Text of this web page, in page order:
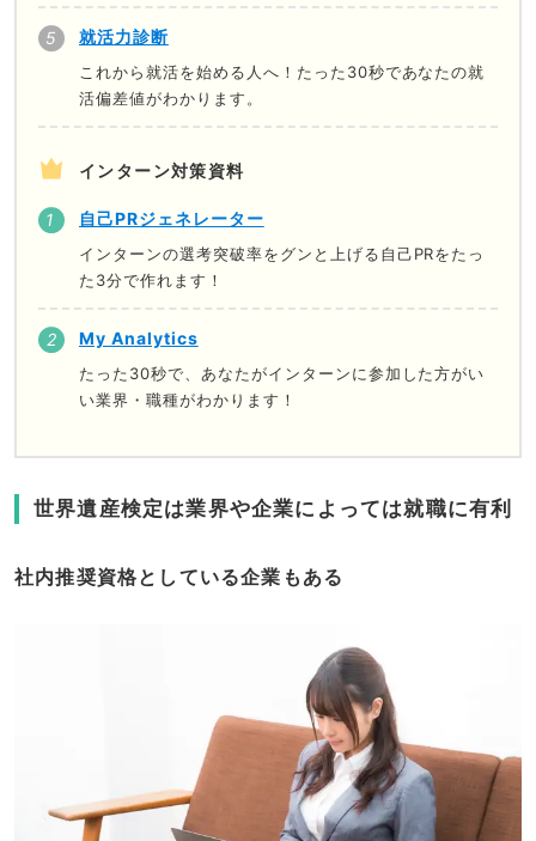
就活力診断
これから就活を始める人へ！たった30秒であなたの就
活偏差値がわかります。
インターン対策資料
自己PRジェネレーター
インターンの選考突破率をグンと上げる自己PRをたっ
た3分で作れます！
My Analytics
たった30秒で、あなたがインターンに参加した方がい
い業界・職種がわかります！
世界遺産検定は業界や企業によっては就職に有利
社内推奨資格としている企業もある